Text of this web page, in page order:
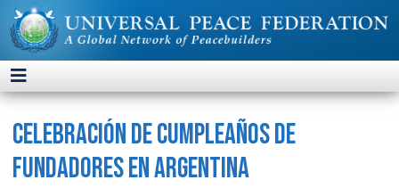
Celebración de Cumpleaños de
Fundadores en Argentina